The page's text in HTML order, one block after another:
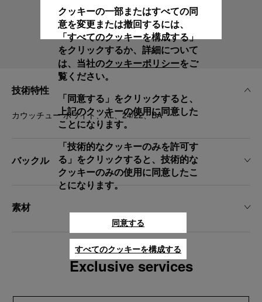
技術特性
カウッチュー ホワイト、XL、24/22、BA
バックル
素材
Exclusive services
クッキーの一部またはすべての同
意を変更または撤回するには、
「すべてのクッキーを構成する」
をクリックするか、詳細について
は、当社のクッキーポリシーをご
覧ください。
「同意する」をクリックすると、
上記のクッキーの使用に同意した
ことになります。
「技術的なクッキーのみを許可す
る」をクリックすると、技術的な
クッキーのみの使用に同意したこ
とになります。
同意する
すべてのクッキーを構成する